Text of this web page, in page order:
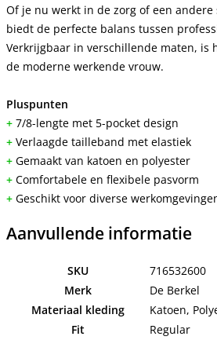
Of je nu werkt in de zorg of een
biedt de perfecte balans tussen
Verkrijgbaar in verschillende maten, is
de moderne werkende vrouw.
Pluspunten
+ 7/8-lengte met 5-pocket design
+ Verlaagde tailleband met elastiek
+ Gemaakt van katoen en polyester
+ Comfortabele en flexibele pasvorm
+ Geschikt voor diverse
Aanvullende informatie
SKU
716532600
Merk
De Berkel
Materiaal kleding
Katoen,
Fit
Regular